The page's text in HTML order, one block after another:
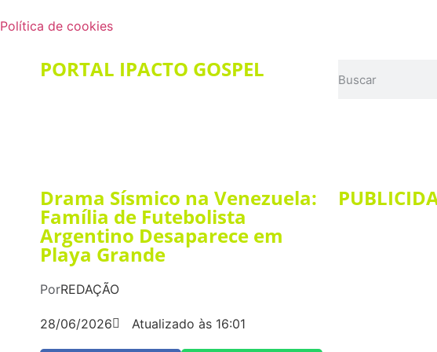
Política de cookies
PORTAL IPACTO GOSPEL
Drama Sísmico na Venezuela:
Família de Futebolista
Argentino Desaparece em
Playa Grande
PorREDAÇÃO
28/06/2026 Atualizado às 16:01